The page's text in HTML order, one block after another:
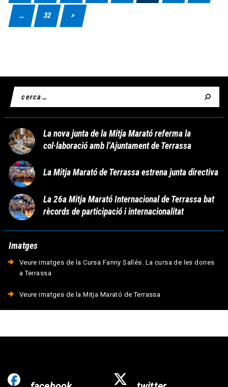
… 32 >
La nova junta de la Mitja Marató referma la
col·laboració amb l’Ajuntament de Terrassa
La Mitja Marató de Terrassa estrena junta directiva
La 26a Mitja Marató Internacional de Terrassa bat
rècords de participació i internacionalitat
Imatges
Veure imatges de la Cursa Fanny Sallés. La cursa de les dones
a Terrassa
Veure imatges de la Mitja Marató de Terrassa